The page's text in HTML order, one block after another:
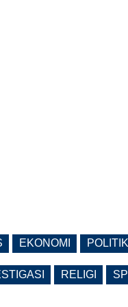
EKONOMI POLITIK
RELIGI